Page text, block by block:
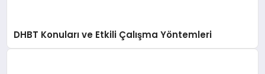
DHBT Konuları ve Etkili Çalışma Yöntemleri